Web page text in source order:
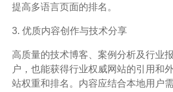
提高多语言页面的排名。
3. 优质内容创作与技术分享
高质量的技术博客、案例分析及行业
户，也能获得行业权威网站的引用和
站权重和排名。内容应结合本地用户